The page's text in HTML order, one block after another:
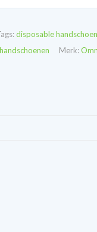
disposable
Merk: